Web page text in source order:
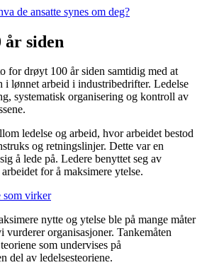
de ansatte synes om deg?
år siden
for drøyt 100 år siden samtidig med at
i lønnet arbeid i industribedrifter. Ledelse
systematisk organisering og kontroll av
ledelse og arbeid, hvor arbeidet bestod
og retningslinjer. Dette var en
å lede på. Ledere benyttet seg av
for å maksimere ytelse.
som virker
nytte og ytelse ble på mange måter
organisasjoner. Tankemåten
som undervises på
del av ledelsesteoriene.